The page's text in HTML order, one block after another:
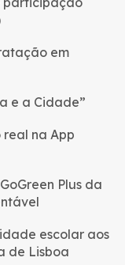
em
e a Cidade”
na App
Plus da
escolar aos
de Lisboa